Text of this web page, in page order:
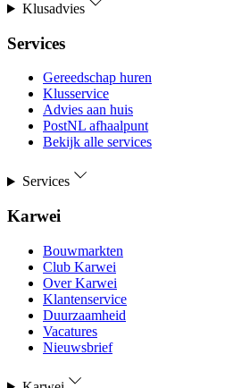
Klusadvies
Services
Gereedschap huren
Klusservice
Advies aan huis
PostNL afhaalpunt
Bekijk alle services
Services
Karwei
Bouwmarkten
Club Karwei
Over Karwei
Klantenservice
Duurzaamheid
Vacatures
Nieuwsbrief